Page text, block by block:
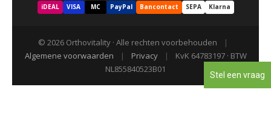
iDEAL VISA MC PayPal Bancontact SEPA Klarna
© 2026 Orthovitality · Alle rechten voorbehouden
|
Algemene voorwaarden
| Privacy |
KvK 64783197 · BTW
NL855840523B01
Stel een vraag